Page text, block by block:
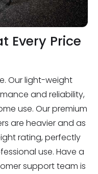
Every Price
Our light-weight
and reliability,
use. Our premium
are heavier and as
rating, perfectly
use. Have a
support team is